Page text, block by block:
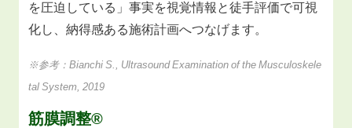
を圧迫している」事実を視覚情報と徒手評価で可視
化し、納得感ある施術計画へつなげます。
※参考：Bianchi S., Ultrasound Examination of the Musculoskele
tal System, 2019
筋膜調整®